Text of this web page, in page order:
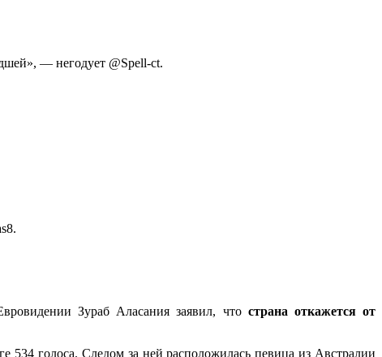
— негодует @Spell-ct.
Зураб Аласания заявил, что страна откажется от
534 голоса. Следом за ней расположилась певица из Австралии